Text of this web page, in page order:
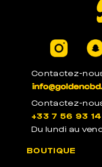
Contactez-
Contactez-
+33 7 56 93
Du lundi au
BOUTIQUE